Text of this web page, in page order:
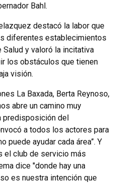
Bahl.
destacó la labor que
diferentes establecimientos
y valoró la incitativa
los obstáculos que tienen
visión.
La Baxada, Berta Reynoso,
abre un camino muy
predisposición del
a todos los actores para
puede ayudar cada área”. Y
el club de servicio más
dice "donde hay una
es nuestra intención que